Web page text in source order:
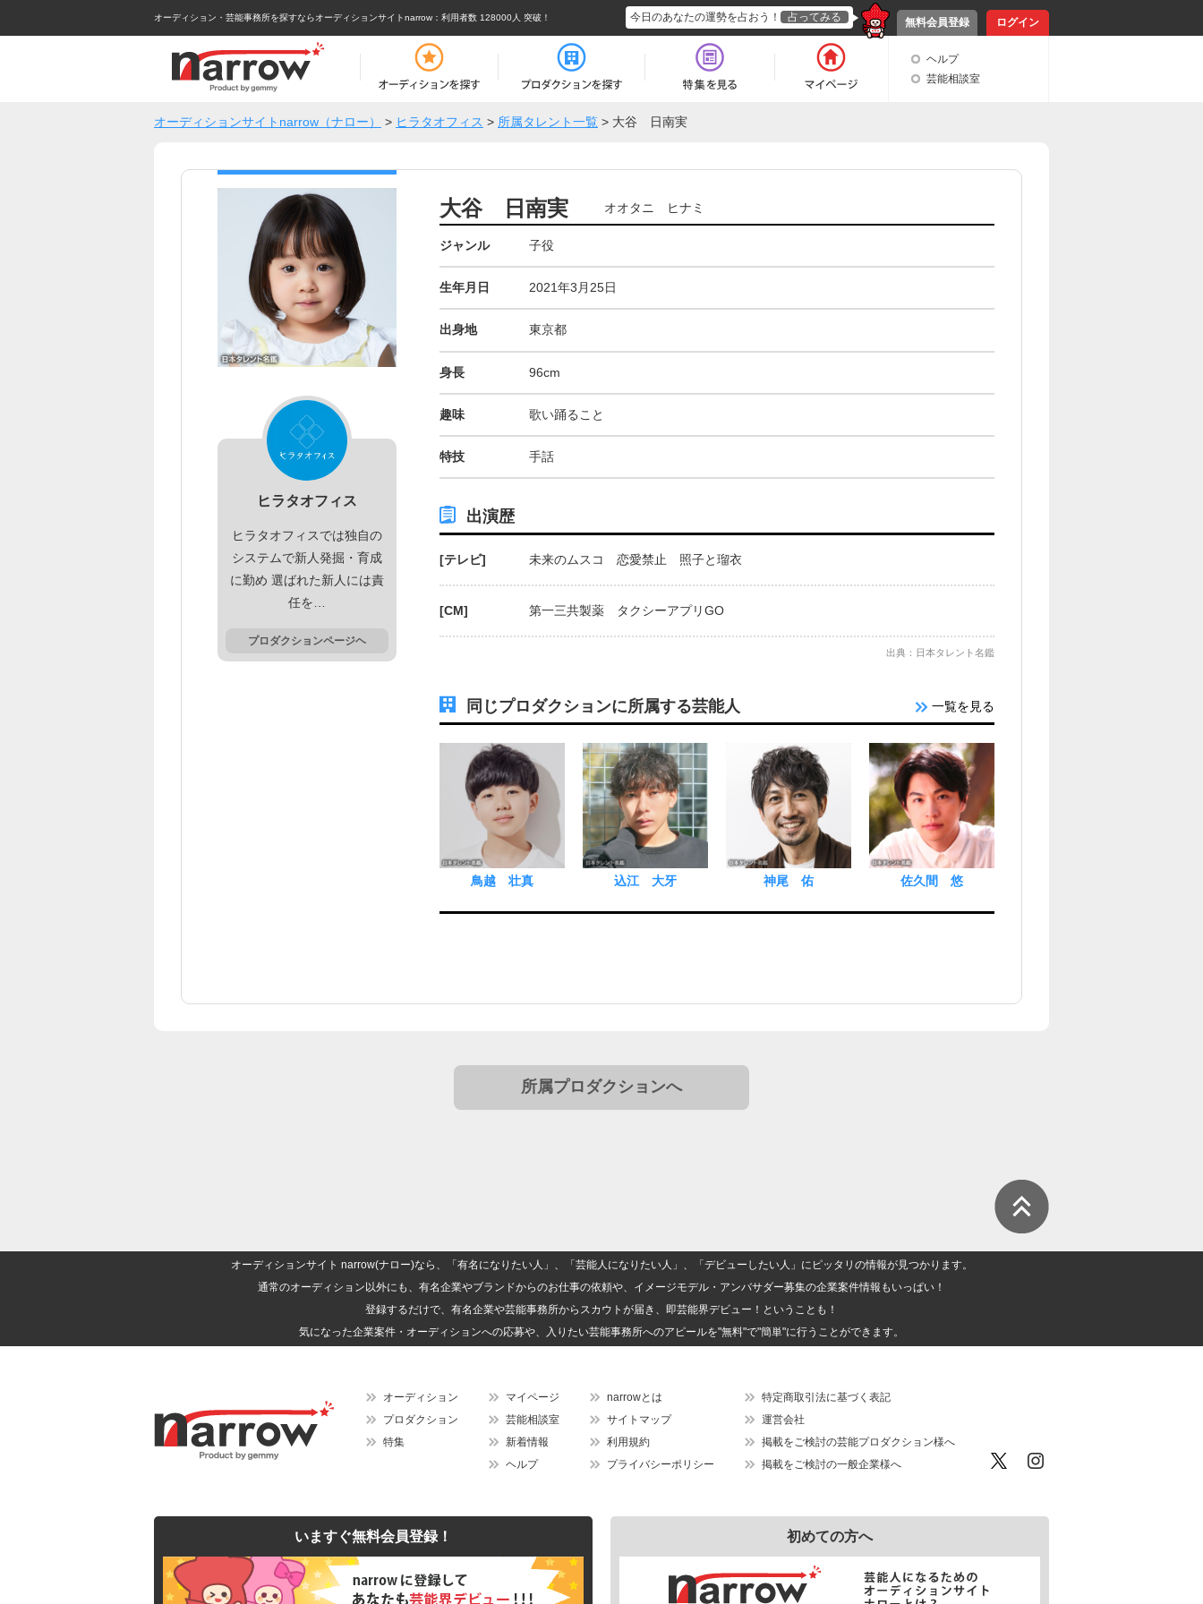
オーディション・芸能事務所を探すならオーディションサイトnarrow ：利用者数 128000人 突破！ 無料会員登録 ログイン
今日のあなたの運勢を占おう！ 占ってみる
ヘルプ
芸能相談室
オーディションサイトnarrow（ナロー） > ヒラタオフィス > 所属タレント一覧 > 大谷 日南実
ヒラタオフィス
ヒラタオフィスでは独自の
システムで新人発掘・育成
に勤め 選ばれた新人には責
任を…
プロダクションページヘ
大谷 日南実 オオタニ ヒナミ
ジャンル 子役
生年月日 2021年3月25日
出身地 東京都
身長 96cm
趣味 歌い踊ること
特技 手話
出演歴
[テレビ] 未来のムスコ 恋愛禁止 照子と瑠衣
[CM] 第一三共製薬 タクシーアプリGO
出典：日本タレント名鑑
同じプロダクションに所属する芸能人 一覧を見る
鳥越 壮真 込江 大牙 神尾 佑 佐久間 悠
所属プロダクションへ
オーディションサイト narrow(ナロー)なら、「有名になりたい人」、「芸能人になりたい人」、「デビューしたい人」にピッタリの情報が見つかります。
通常のオーディション以外にも、有名企業やブランドからのお仕事の依頼や、イメージモデル・アンバサダー募集の企業案件情報もいっぱい！
登録するだけで、有名企業や芸能事務所からスカウトが届き、即芸能界デビュー！ということも！
気になった企業案件・オーディションへの応募や、入りたい芸能事務所へのアピールを"無料"で"簡単"に行うことができます。
オーディション
プロダクション
特集
マイページ
芸能相談室
新着情報
ヘルプ
narrowとは
サイトマップ
利用規約
プライバシーポリシー
特定商取引法に基づく表記
運営会社
掲載をご検討の芸能プロダクション様へ
掲載をご検討の一般企業様へ
いますぐ無料会員登録！ 初めての方へ